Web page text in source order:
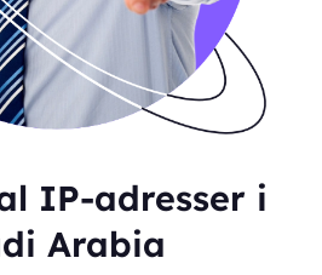
IP-adresser i
Arabia